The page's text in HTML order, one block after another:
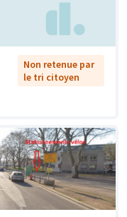
Non retenue par
le tri citoyen